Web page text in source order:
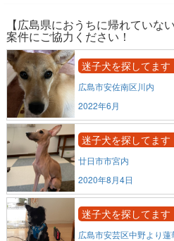
【広島県におうちに帰れていな
案件にご協力ください！
迷子犬を探してます
広島市安佐南区川内
2022年6月
迷子犬を探してます
廿日市市宮内
2020年8月4日
迷子犬を探してます
広島市安芸区中野より蓮